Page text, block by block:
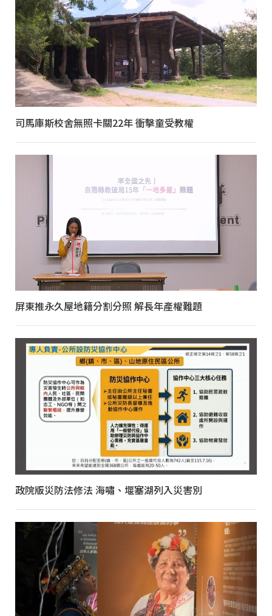
司馬庫斯校舍無照卡關22年 衝擊童受教權
屏東推永久屋地籍分割分照 解長年產權難題
政院版災防法修法 海嘯、堰塞湖列入災害別